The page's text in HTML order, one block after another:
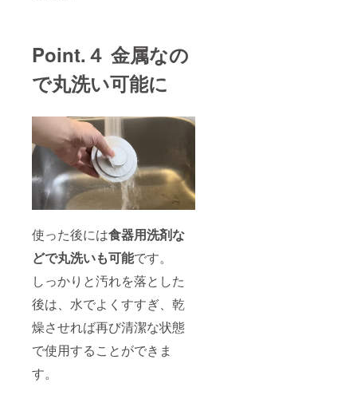
Point.４ 金属なの
で丸洗い可能に
使った後には食器用洗剤な
どで丸洗いも可能です。
しっかりと汚れを落とした
後は、水でよくすすぎ、乾
燥させれば再び清潔な状態
で使用することができま
す。